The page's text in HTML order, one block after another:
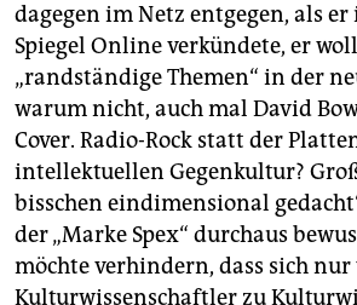
dagegen im Netz entgegen, als
Spiegel Online verkündete, er
„randständige Themen“ in der
warum nicht, auch mal David
Cover. Radio-Rock statt der
intellektuellen Gegenkultur?
bisschen eindimensional
der „Marke Spex“ durchaus
möchte verhindern, dass sich nur
Kulturwissenschaftler zu